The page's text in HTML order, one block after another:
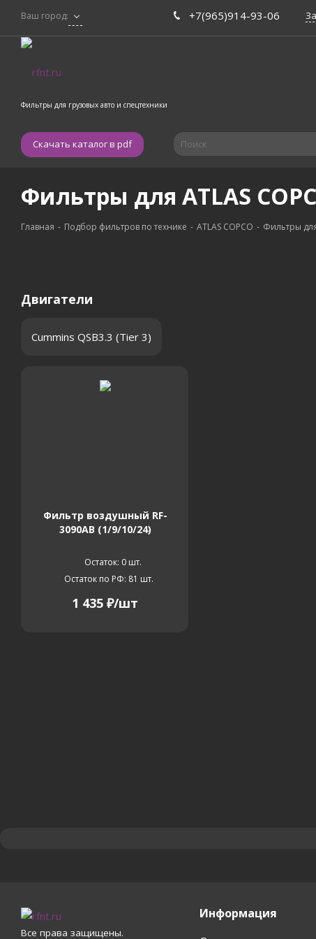
Ваш город: +7(965)914-93-06
Фильтры для грузовых авто и спецтехники
Скачать каталог в pdf
Фильтры для ATLAS
Главная - Подбор фильтров по технике - ATLAS COPCO - Фильтры
Двигатели
Cummins QSB3.3 (Tier 3)
Фильтр воздушный RF-
3090AB (1/9/10/24)
Остаток: 0 шт.
Остаток по РФ: 81 шт.
1 435 ₽/шт
Все права защищены.
Информация